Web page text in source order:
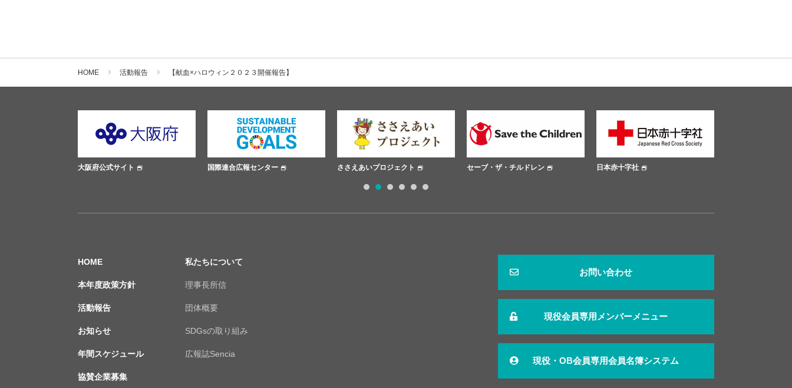
HOME 活動報告 【献血×ハロウィン２０２３開催報告】
大阪府公式サイト 国際連合広報センター ささえあいプロジェクト セーブ・ザ・チルドレン 日本赤十字社
HOME
本年度政策方針
活動報告
お知らせ
年間スケジュール
協賛企業募集
私たちについて
理事長所信
団体概要
SDGsの取り組み
広報誌Sencia
お問い合わせ
現役会員専用メンバーメニュー
現役・OB会員専用会員名簿システム